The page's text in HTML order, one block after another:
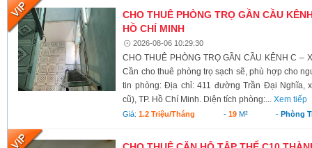
CHO THUÊ PHÒNG TRỌ GẦN CẦU
HỒ CHÍ MINH
2026-08-06 10:29:30
CHO THUÊ PHÒNG TRỌ GẦN CẦU KÊNH C –
Cần cho thuê phòng trọ sạch sẽ, phù hợp cho
tin phòng: Địa chỉ: 411 đường Trần Đại Nghĩa,
cũ), TP. Hồ Chí Minh. Diện tích phòng:...Xem tiếp
Giá:1.2 Triệu/tháng - 19M² - Phòng